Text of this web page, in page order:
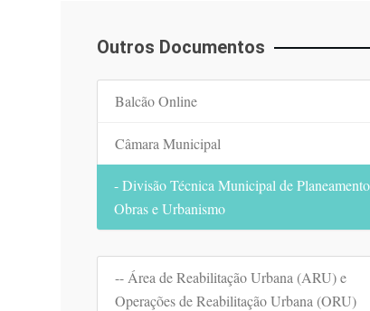
Outros Documentos
Balcão Online
Câmara Municipal
- Divisão Técnica Municipal de
Obras e Urbanismo
-- Área de Reabilitação Urbana (ARU) e
Operações de Reabilitação Urbana (ORU)